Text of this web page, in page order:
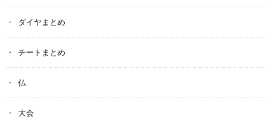
ダイヤまとめ
チートまとめ
仏
大会